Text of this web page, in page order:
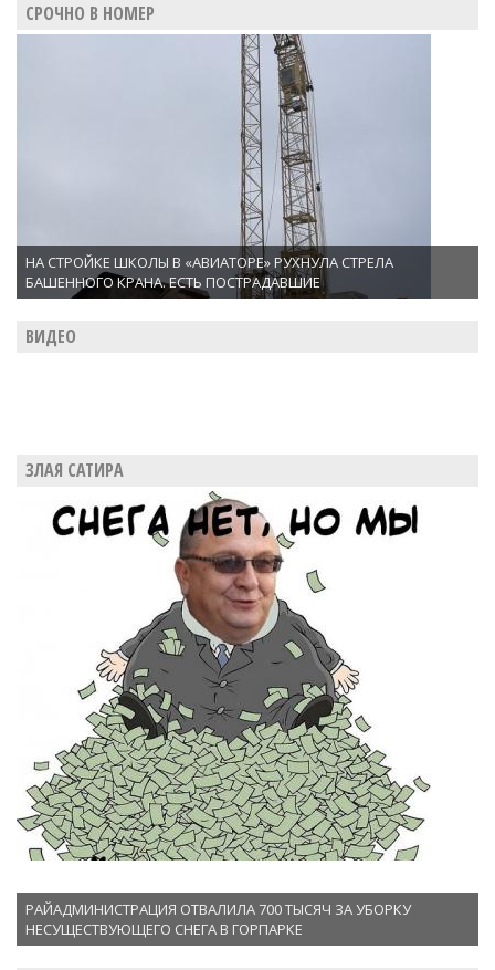
СРОЧНО В НОМЕР
НА СТРОЙКЕ ШКОЛЫ В «АВИАТОРЕ» РУХНУЛА СТРЕЛА
БАШЕННОГО КРАНА. ЕСТЬ ПОСТРАДАВШИЕ
ВИДЕО
ЗЛАЯ САТИРА
РАЙАДМИНИСТРАЦИЯ ОТВАЛИЛА 700 ТЫСЯЧ ЗА УБОРКУ
НЕСУЩЕСТВУЮЩЕГО СНЕГА В ГОРПАРКЕ